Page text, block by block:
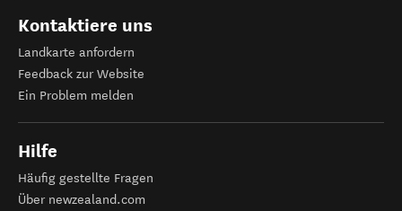
Kontaktiere uns
Landkarte anfordern
Feedback zur Website
Ein Problem melden
Hilfe
Häufig gestellte Fragen
Über newzealand.com